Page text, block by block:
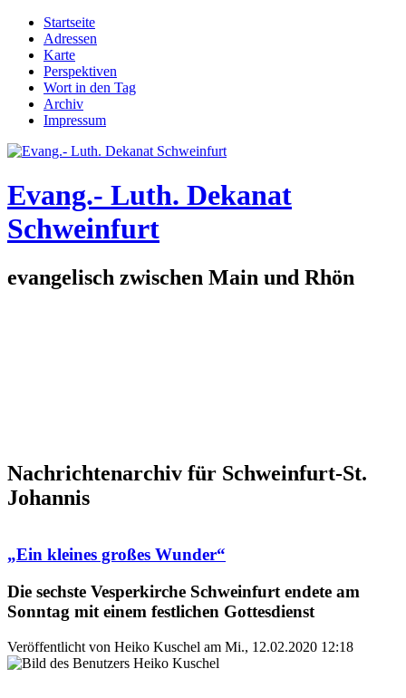
Direkt zum Inhalt
Hauptmenü
Startseite
Adressen
Karte
Perspektiven
Wort in den Tag
Archiv
Impressum
Evang.- Luth. Dekanat
Schweinfurt
evangelisch zwischen Main und Rhön
Nachrichtenarchiv für Schweinfurt-St.
Johannis
„Ein kleines großes Wunder“
Die sechste Vesperkirche Schweinfurt endete am
Sonntag mit einem festlichen Gottesdienst
Veröffentlicht von Heiko Kuschel am Mi., 12.02.2020 12:18